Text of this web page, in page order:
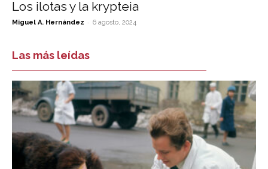
Los ilotas y la krypteia
Miguel A. Hernández - 6 agosto, 2024
Las más leídas